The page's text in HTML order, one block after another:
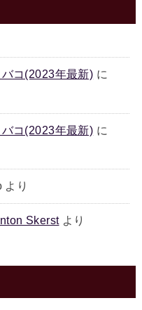
コ(2023年最新) に
コ(2023年最新) に
より
Skerstより